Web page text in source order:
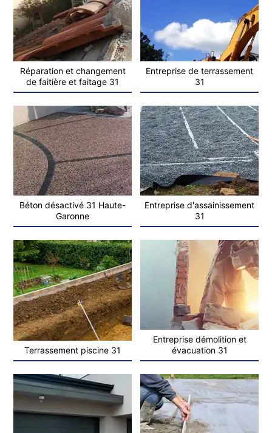
Réparation et changement
de faitière et faitage 31
Entreprise de terrassement
31
Béton désactivé 31 Haute-
Garonne
Entreprise d'assainissement
31
Terrassement piscine 31
Entreprise démolition et
évacuation 31